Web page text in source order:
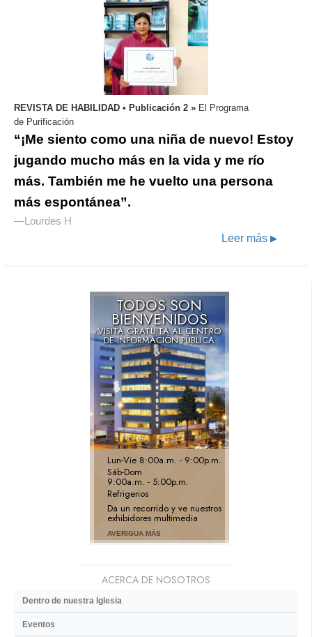
REVISTA DE HABILIDAD • Publicación 2 » El Programa
de Purificación
“¡Me siento como una niña de nuevo! Estoy
jugando mucho más en la vida y me río
más. También me he vuelto una persona
más espontánea”.
—Lourdes H
Leer más ▶
TODOS SON
BIENVENIDOS
VISITA GRATUITA AL CENTRO
DE INFORMACIÓN PÚBLICA
Lun-Vie 8:00a.m. - 9:00p.m.
Sáb-Dom
9:00a.m. - 5:00p.m.
Refrigerios
Da un recorrido y ve nuestros
exhibidores multimedia
AVERIGUA MÁS
ACERCA DE NOSOTROS
Dentro de nuestra Iglesia
Eventos